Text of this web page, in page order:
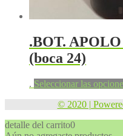
.BOT.
(boca 24)
. Seleccionar las
© 2020 |
detalle del carrito0